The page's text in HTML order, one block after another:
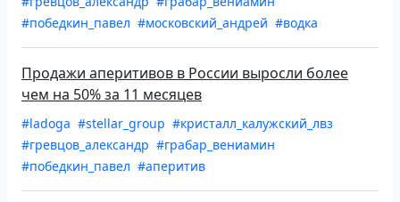
#победкин_павел #московский_андрей #водка
Продажи аперитивов в России выросли более
чем на 50% за 11 месяцев
#ladoga #stellar_group #кристалл_калужский_лвз
#гревцов_александр #грабар_вениамин
#победкин_павел #аперитив